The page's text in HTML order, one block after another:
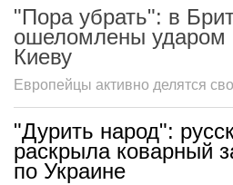
"Пора убрать": в
ошеломлены ударом
Киеву
Европейцы активно делятся
"Дурить народ":
раскрыла коварный
по Украине